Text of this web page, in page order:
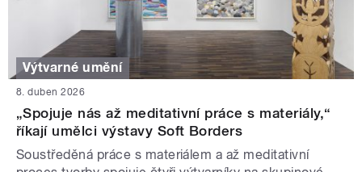
Výtvarné umění
8. duben 2026
„Spojuje nás až meditativní práce s materiály,“
říkají umělci výstavy Soft Borders
Soustředěná práce s materiálem a až meditativní